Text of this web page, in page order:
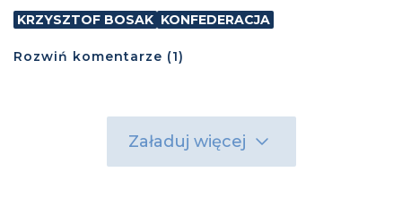
KRZYSZTOF BOSAK KONFEDERACJA
Rozwiń komentarze (1)
Załaduj więcej